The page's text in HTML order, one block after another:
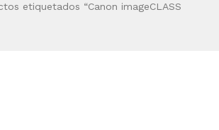
etiquetados “Canon imageCLASS